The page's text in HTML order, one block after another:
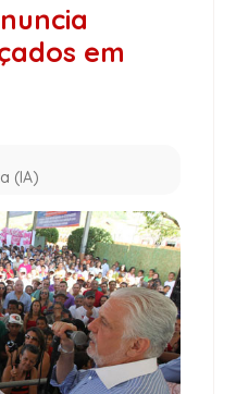
em
(IA)